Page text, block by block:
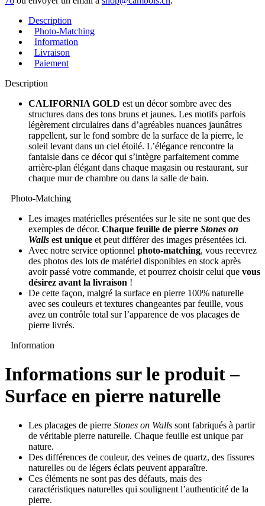
Description
Photo-Matching
Information
Livraison
Paiement
Description
CALIFORNIA GOLD est un décor sombre avec des
structures dans des tons bruns et jaunes. Les motifs parfois
légèrement circulaires dans d’agréables nuances jaunâtres
rappellent, sur le fond sombre de la surface de la pierre, le
soleil levant dans un ciel étoilé. L’élégance rencontre la
fantaisie dans ce décor qui s’intègre parfaitement comme
arrière-plan élégant dans chaque magasin ou restaurant, sur
chaque mur de chambre ou dans la salle de bain.
Photo-Matching
Les images matérielles présentées sur le site ne sont que des
exemples de décor. Chaque feuille de pierre Stones on
Walls est unique et peut différer des images présentées ici.
Avec notre service optionnel photo-matching, vous recevrez
des photos des lots de matériel disponibles en stock après
avoir passé votre commande, et pourrez choisir celui que vous
désirez avant la livraison !
De cette façon, malgré la surface en pierre 100% naturelle
avec ses couleurs et textures changeantes par feuille, vous
avez un contrôle total sur l’apparence de vos placages de
pierre livrés.
Information
Informations sur le produit –
Surface en pierre naturelle
Les placages de pierre Stones on Walls sont fabriqués à partir
de véritable pierre naturelle. Chaque feuille est unique par
nature.
Des différences de couleur, des veines de quartz, des fissures
naturelles ou de légers éclats peuvent apparaître.
Ces éléments ne sont pas des défauts, mais des
caractéristiques naturelles qui soulignent l’authenticité de la
pierre.